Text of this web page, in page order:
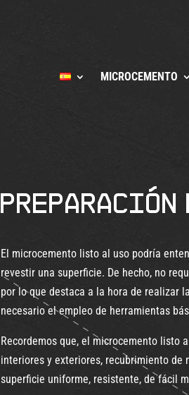
MICROCEMENTO
Preparación
El microcemento listo al uso podría
revestir una superficie. De hecho, no
por lo que destaca a la hora de realizar
necesario el empleo de herramientas
Recordemos que, el microcemento listo
interiores y exteriores, recubrimiento de
superficie uniforme, resistente, de fácil